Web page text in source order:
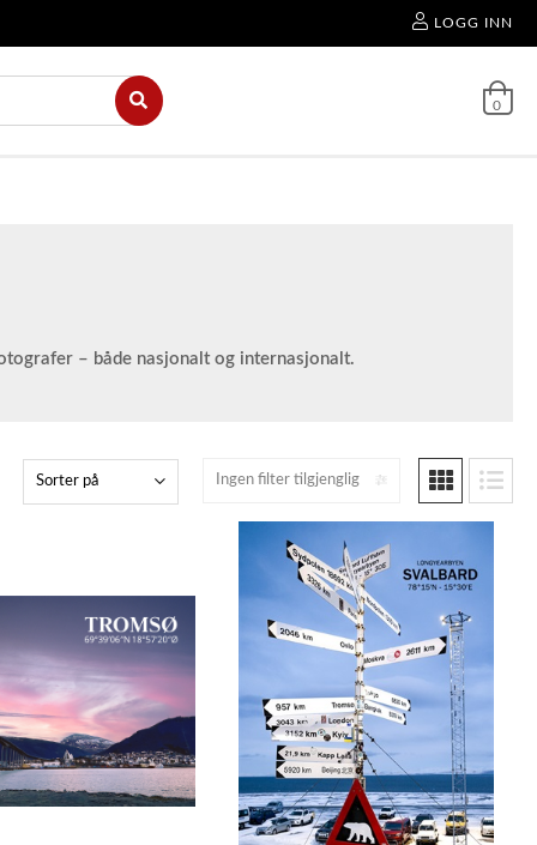
LOGG INN
0
– både nasjonalt og internasjonalt.
Ingen filter tilgjenglig
Sorter på